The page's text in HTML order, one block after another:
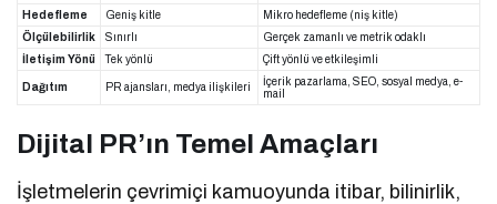
Hedefleme Geniş kitle
Mikro hedefleme (niş kitle)
Ölçülebilirlik
Sınırlı
Gerçek zamanlı ve metrik odaklı
İletişim Yönü
Tek yönlü Çift yönlü ve etkileşimli
Dağıtım PR ajansları, medya ilişkileri
İçerik pazarlama, SEO, sosyal medya, e-
mail
Dijital PR’ın Temel Amaçları
İşletmelerin çevrimiçi kamuoyunda itibar, bilinirlik,